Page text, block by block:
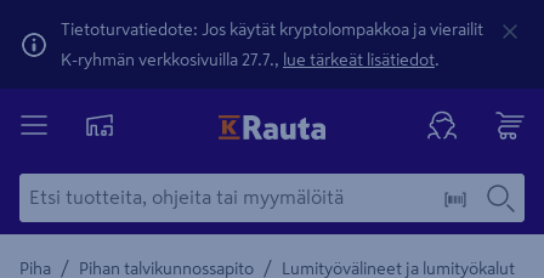
Tietoturvatiedote: Jos käytät kryptolompakkoa ja vierailit
K-ryhmän verkkosivuilla 27.7., lue tärkeät lisätiedot.
Piha / Pihan talvikunnossapito / Lumityövälineet ja lumityökalut